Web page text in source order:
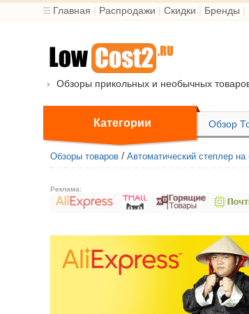
Главная | Распродажи | Скидки | Бренды |
Обзоры прикольных и необычных
Категории Обзор
Обзоры товаров / Автоматический степлер на
Реклама: